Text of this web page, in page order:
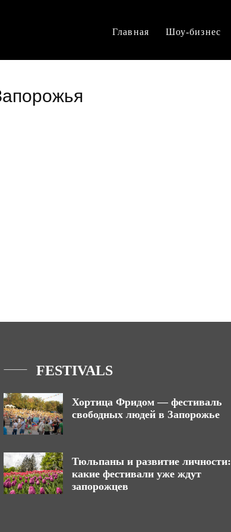
Главная Шоу-бизнес
FESTIVALS
Хортица Фридом — фестиваль
свободных людей в Запорожье
Тюльпаны и развитие личности:
какие фестивали уже ждут
запорожцев